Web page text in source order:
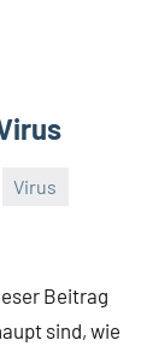
Virus
Beitrag
sind, wie